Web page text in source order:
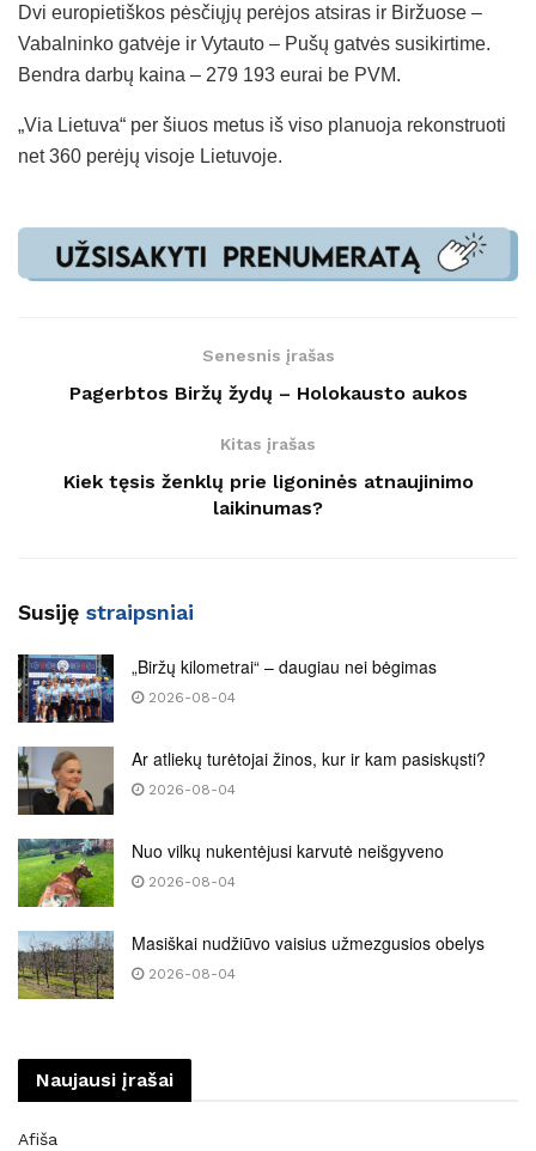
Dvi europietiškos pėsčiųjų perėjos atsiras ir Biržuose –
Vabalninko gatvėje ir Vytauto – Pušų gatvės susikirtime.
Bendra darbų kaina – 279 193 eurai be PVM.
„Via Lietuva“ per šiuos metus iš viso planuoja rekonstruoti
net 360 perėjų visoje Lietuvoje.
Senesnis įrašas
Pagerbtos Biržų žydų – Holokausto aukos
Kitas įrašas
Kiek tęsis ženklų prie ligoninės atnaujinimo
laikinumas?
Susiję straipsniai
„Biržų kilometrai“ – daugiau nei bėgimas
2026-08-04
Ar atliekų turėtojai žinos, kur ir kam pasiskųsti?
2026-08-04
Nuo vilkų nukentėjusi karvutė neišgyveno
2026-08-04
Masiškai nudžiūvo vaisius užmezgusios obelys
2026-08-04
Naujausi įrašai
Afiša